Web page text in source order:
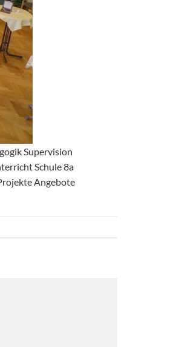
Supervision
Schule 8a
Angebote